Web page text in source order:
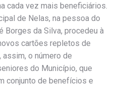
cada vez mais beneficiários.
de Nelas, na pessoa do
Borges da Silva, procedeu à
cartões repletos de
assim, o número de
do Município, que
conjunto de benefícios e